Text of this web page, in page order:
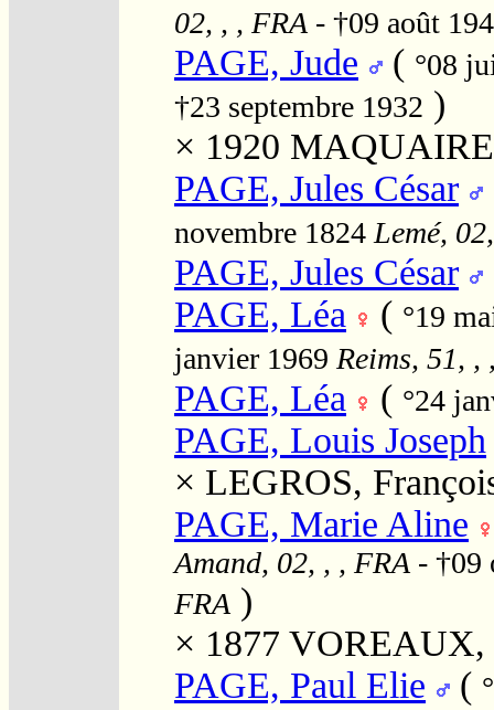
02, , , FRA - †09 août
PAGE, Jude ( °08
†23 septembre 1932 )
× 1920
PAGE, Jules César
novembre 1824 Lemé,
PAGE, Jules César
PAGE, Léa
( °19
janvier 1969 Reims, 51, ,
PAGE, Léa ( °24
PAGE, Louis Joseph
× LEGROS,
PAGE, Marie Aline
Amand, 02, , , FRA - †09
FRA )
× 1877 VOREAUX,
PAGE, Paul Elie
(